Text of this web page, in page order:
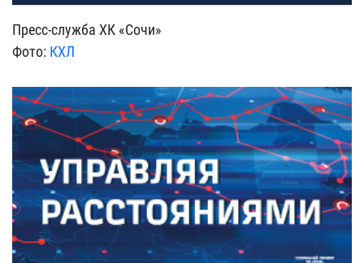
Пресс-служба ХК «Сочи»
Фото: КХЛ